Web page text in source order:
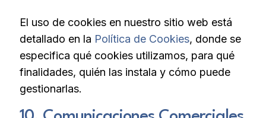
El uso de cookies en nuestro sitio web está
detallado en la Política de Cookies, donde se
especifica qué cookies utilizamos, para qué
finalidades, quién las instala y cómo puede
gestionarlas.